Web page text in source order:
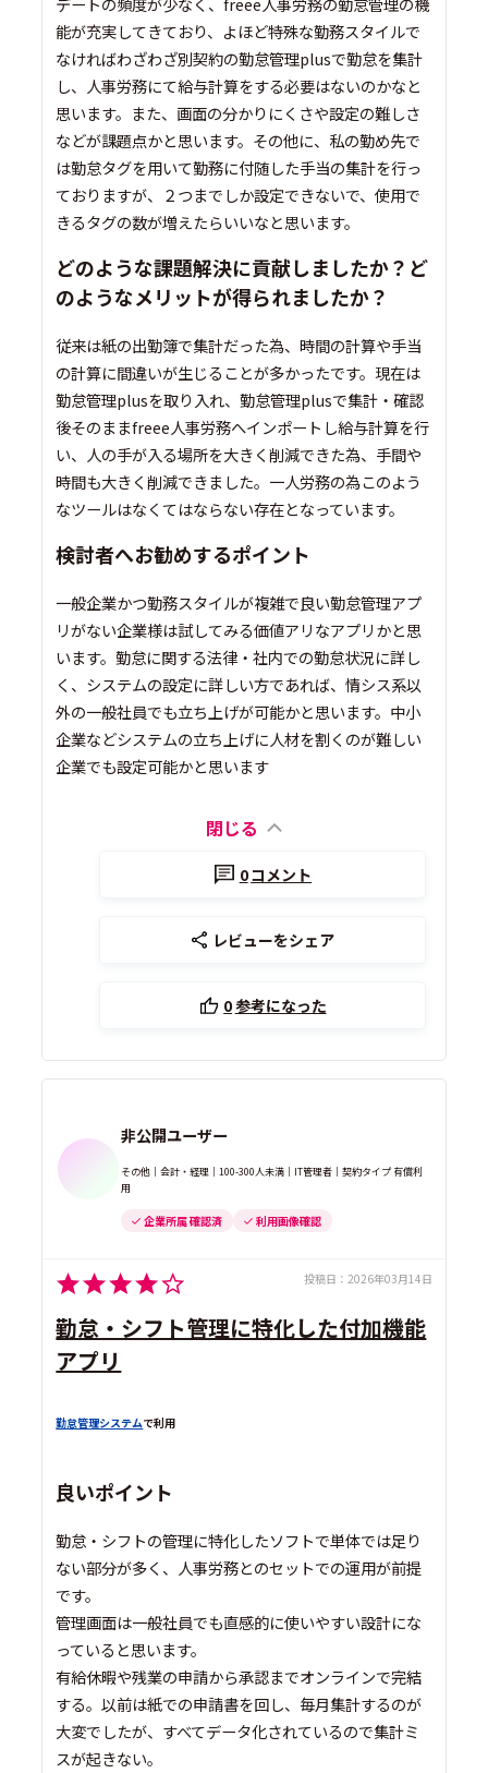
能が充実してきており、よほど特殊な勤務スタイルで
なければわざわざ別契約の勤怠管理plusで勤怠を集計
し、人事労務にて給与計算をする必要はないのかなと
思います。また、画面の分かりにくさや設定の難しさ
などが課題点かと思います。その他に、私の勤め先で
は勤怠タグを用いて勤務に付随した手当の集計を行っ
ておりますが、２つまでしか設定できないで、使用で
きるタグの数が増えたらいいなと思います。
どのような課題解決に貢献しましたか？ど
のようなメリットが得られましたか？
従来は紙の出勤簿で集計だった為、時間の計算や手当
の計算に間違いが生じることが多かったです。現在は
勤怠管理plusを取り入れ、勤怠管理plusで集計・確認
後そのままfreee人事労務へインポートし給与計算を行
い、人の手が入る場所を大きく削減できた為、手間や
時間も大きく削減できました。一人労務の為このよう
なツールはなくてはならない存在となっています。
検討者へお勧めするポイント
一般企業かつ勤務スタイルが複雑で良い勤怠管理アプ
リがない企業様は試してみる価値アリなアプリかと思
います。勤怠に関する法律・社内での勤怠状況に詳し
く、システムの設定に詳しい方であれば、情シス系以
外の一般社員でも立ち上げが可能かと思います。中小
企業などシステムの立ち上げに人材を割くのが難しい
企業でも設定可能かと思います
閉じる
0コメント
レビューをシェア
0参考になった
非公開ユーザー
その他｜会計・経理｜100-300人未満｜IT管理者｜契約タイプ 有償利
用
企業所属 確認済 利用画像確認
投稿日： 2026年03月14日
勤怠・シフト管理に特化した付加機能
アプリ
勤怠管理システムで利用
良いポイント
勤怠・シフトの管理に特化したソフトで単体では足り
ない部分が多く、人事労務とのセットでの運用が前提
です。
管理画面は一般社員でも直感的に使いやすい設計にな
っていると思います。
有給休暇や残業の申請から承認までオンラインで完結
する。以前は紙での申請書を回し、毎月集計するのが
大変でしたが、すべてデータ化されているので集計ミ
スが起きない。